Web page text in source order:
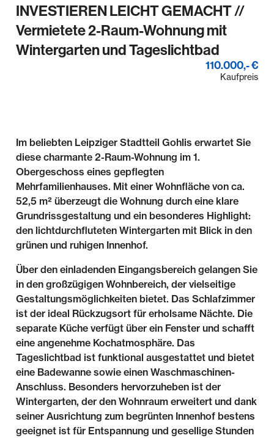
INVESTIEREN LEICHT GEMACHT //
Vermietete 2-Raum-Wohnung mit
Wintergarten und Tageslichtbad
110.000,- €
Kaufpreis
Im beliebten Leipziger Stadtteil Gohlis erwartet Sie
diese charmante 2-Raum-Wohnung im 1.
Obergeschoss eines gepflegten
Mehrfamilienhauses. Mit einer Wohnfläche von ca.
52,5 m² überzeugt die Wohnung durch eine klare
Grundrissgestaltung und ein besonderes Highlight:
den lichtdurchfluteten Wintergarten mit Blick in den
grünen und ruhigen Innenhof.
Über den einladenden Eingangsbereich gelangen Sie
in den großzügigen Wohnbereich, der vielseitige
Gestaltungsmöglichkeiten bietet. Das Schlafzimmer
ist der ideal Rückzugsort für erholsame Nächte. Die
separate Küche verfügt über ein Fenster und schafft
eine angenehme Kochatmosphäre. Das
Tageslichtbad ist funktional ausgestattet und bietet
eine Badewanne sowie einen Waschmaschinen-
Anschluss. Besonders hervorzuheben ist der
Wintergarten, der den Wohnraum erweitert und dank
seiner Ausrichtung zum begrünten Innenhof bestens
geeignet ist für Entspannung und gesellige Stunden